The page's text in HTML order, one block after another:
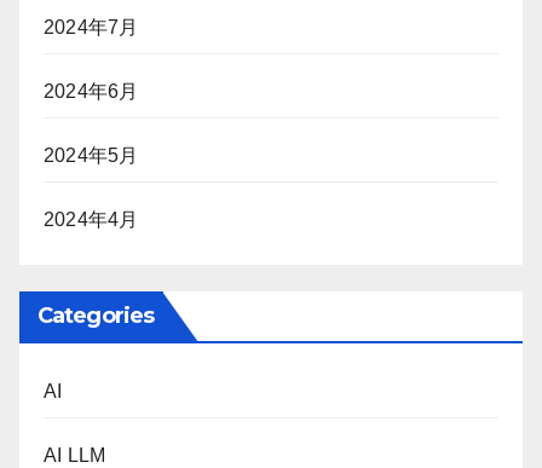
2024年7月
2024年6月
2024年5月
2024年4月
Categories
AI
AI LLM